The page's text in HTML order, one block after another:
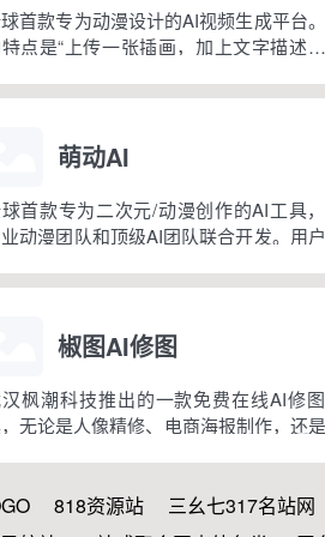
首款专为动漫设计的AI视频生成平台
点是“上传一张插画，加上文字描述，
、做短片、画分镜或者做宣传视频这
萌动AI
首款专为二次元/动漫创作的AI工具
动漫团队和顶级AI团队联合开发。用
，支持多种风格选择。
椒图AI修图
枫潮科技推出的一款免费在线AI修
无论是人像精修、电商海报制作，还
818资源站 三幺七317名站网